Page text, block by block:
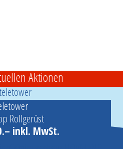
Aktionen
Rollgerüst
inkl. MwSt.